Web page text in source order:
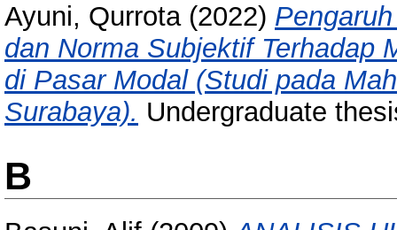
Ayuni, Qurrota(2022)
dan Norma Subjektif Terhadap
di Pasar Modal (Studi pada
Surabaya). Undergraduate
B